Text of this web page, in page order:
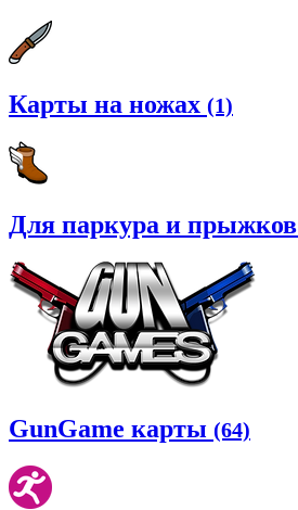
Карты на ножах (1)
Для паркура и прыжков
GunGame карты (64)